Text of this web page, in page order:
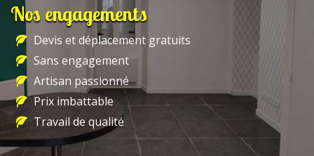
Nos engagements
Devis et déplacement gratuits
Sans engagement
Artisan passionné
Prix imbattable
Travail de qualité